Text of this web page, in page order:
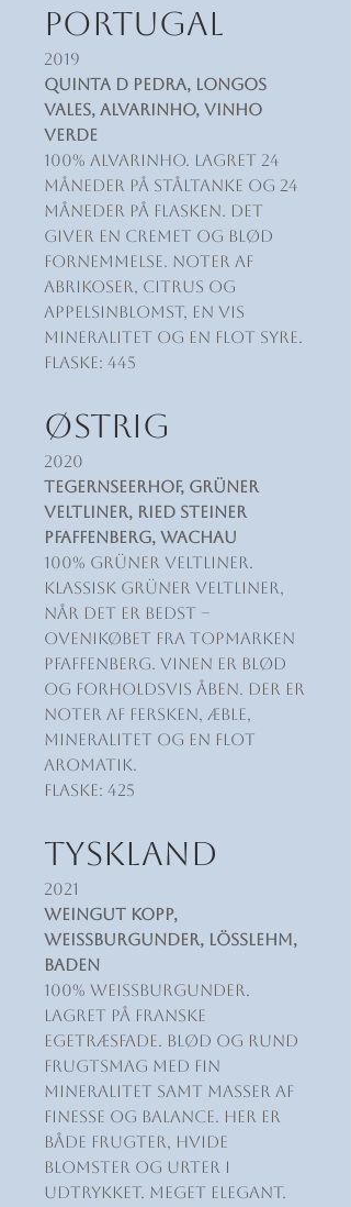
PORTUGAL
2019
Quinta d Pedra, Longos
Vales, Alvarinho, Vinho
Verde
100% Alvarinho. Lagret 24
måneder på ståltanke og 24
måneder på flasken. Det
giver en cremet og blød
fornemmelse. Noter af
abrikoser, citrus og
appelsinblomst, en vis
mineralitet og en flot syre.
Flaske: 445
ØSTRIG
2020
Tegernseerhof, Grüner
Veltliner, Ried Steiner
Pfaffenberg, Wachau
100% Grüner Veltliner.
Klassisk Grüner Veltliner,
når det er bedst –
ovenikøbet fra topmarken
Pfaffenberg. Vinen er blød
og forholdsvis åben. Der er
noter af fersken, æble,
mineralitet og en flot
aromatik.
Flaske: 425
TYSKLAND
2021
Weingut Kopp,
Weissburgunder, Lösslehm,
Baden
100% Weissburgunder.
Lagret på franske
egetræsfade. Blød og rund
frugtsmag med fin
mineralitet samt masser af
finesse og balance. Her er
både frugter, hvide
blomster og urter i
udtrykket. Meget elegant.